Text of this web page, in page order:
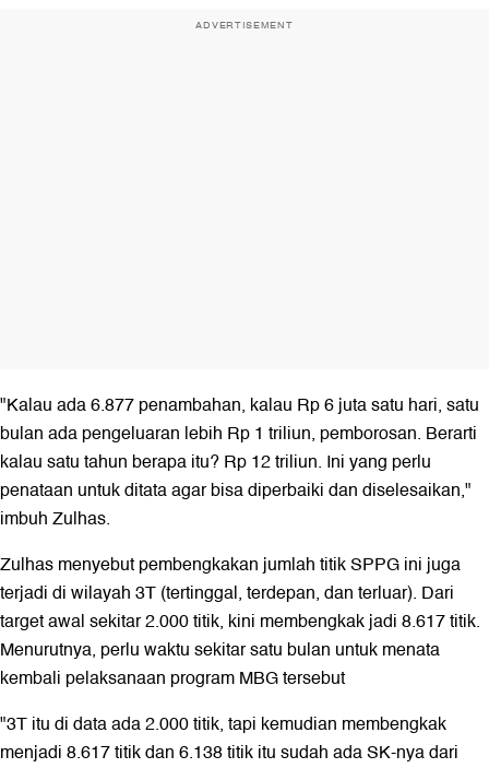
ADVERTISEMENT
"Kalau ada 6.877 penambahan, kalau Rp 6 juta satu hari, satu
bulan ada pengeluaran lebih Rp 1 triliun, pemborosan. Berarti
kalau satu tahun berapa itu? Rp 12 triliun. Ini yang perlu
penataan untuk ditata agar bisa diperbaiki dan diselesaikan,"
imbuh Zulhas.
Zulhas menyebut pembengkakan jumlah titik SPPG ini juga
terjadi di wilayah 3T (tertinggal, terdepan, dan terluar). Dari
target awal sekitar 2.000 titik, kini membengkak jadi 8.617 titik.
Menurutnya, perlu waktu sekitar satu bulan untuk menata
kembali pelaksanaan program MBG tersebut
"3T itu di data ada 2.000 titik, tapi kemudian membengkak
menjadi 8.617 titik dan 6.138 titik itu sudah ada SK-nya dari